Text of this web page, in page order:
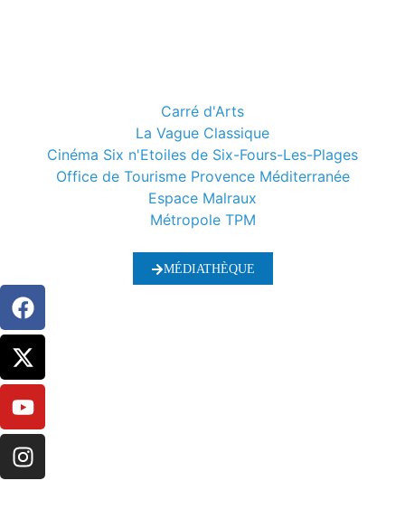
Carré d'Arts
La Vague Classique
Cinéma Six n'Etoiles de Six-Fours-Les-Plages
Office de Tourisme Provence Méditerranée
Espace Malraux
Métropole TPM
MÉDIATHÈQUE